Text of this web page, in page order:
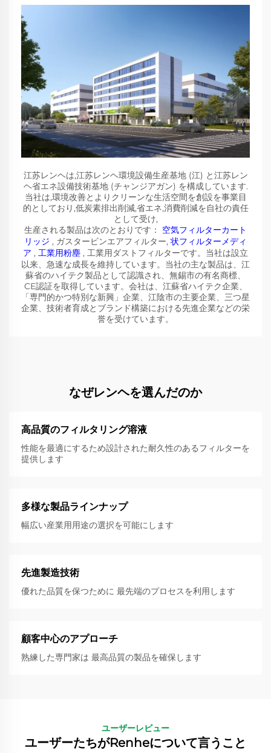
江苏レンヘは,江苏レンヘ環境設備生産基地 (江) と江苏レン
ヘ省エネ設備技術基地 (チャンジアガン) を構成しています.
当社は,環境改善とよりクリーンな生活空間を創設を事業目
的としており,低炭素排出削減,省エネ,消費削減を自社の責任
として受け,
生産される製品は次のとおりです： 空気フィルターカート
リッジ , ガスタービンエアフィルター, 状フィルターメディ
ア , 工業用粉塵 , 工業用ダストフィルターです。当社は設立
以来、急速な成長を維持しています。当社の主な製品は、江
蘇省のハイテク製品として認識され、無錫市の有名商標、
CE認証を取得しています。会社は、江蘇省ハイテク企業、
「専門的かつ特別な新興」企業、江陰市の主要企業、三つ星
企業、技術者育成とブランド構築における先進企業などの栄
誉を受けています。
なぜレンヘを選んだのか
高品質のフィルタリング溶液
性能を最適にするため設計された耐久性のあるフィルターを
提供します
多様な製品ラインナップ
幅広い産業用用途の選択を可能にします
先進製造技術
優れた品質を保つために 最先端のプロセスを利用します
顧客中心のアプローチ
熟練した専門家は 最高品質の製品を確保します
ユーザーレビュー
ユーザーたちがRenheについて言うこと